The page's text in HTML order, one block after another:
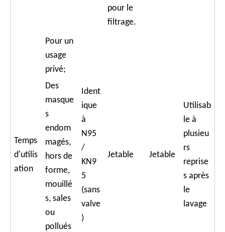
pour le
filtrage.
Temps
d'utilis
ation
Pour un
usage
privé;
Des
masque
s
endom
magés,
hors de
forme,
mouillé
s, sales
ou
pollués
Ident
ique
à
N95
/
KN9
5
(sans
valve
)
Jetable Jetable
Utilisab
le à
plusieu
rs
reprise
s après
le
lavage